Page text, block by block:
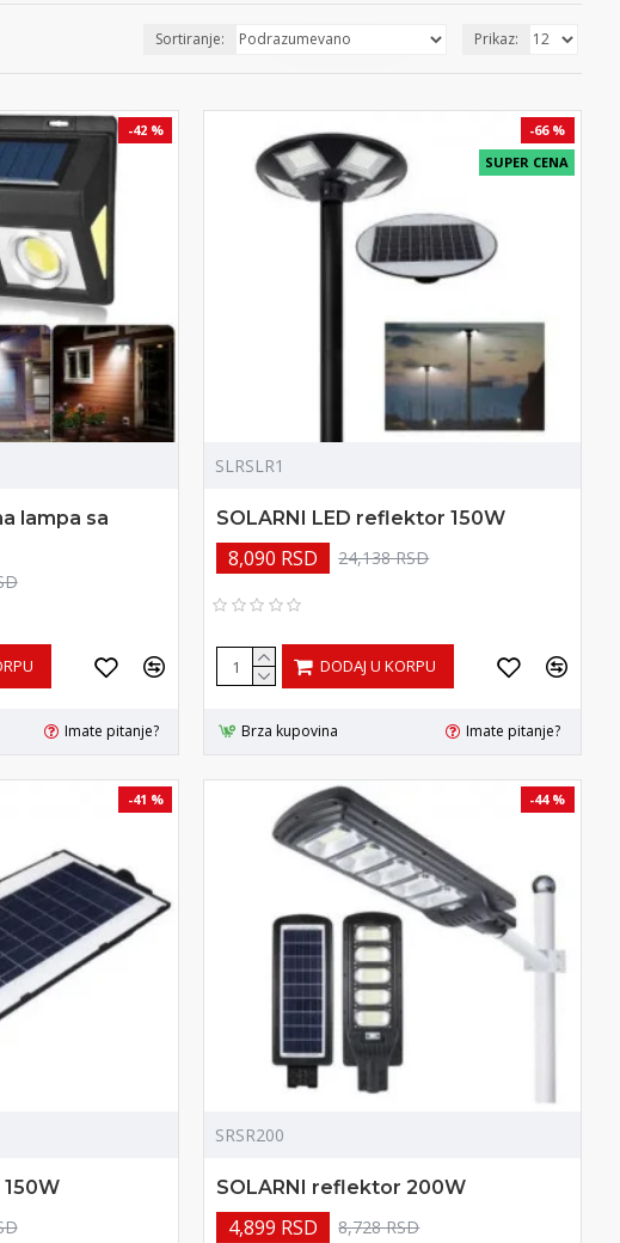
Sortiranje: Prikaz:
-42 %
lampa sa
Imate pitanje?
SUPER CENA
-66 %
SLRSLR1
SOLARNI LED reflektor 150W
8,090 RSD 24,138 RSD
DODAJ U KORPU
Brza kupovina Imate pitanje?
-41 % -44 %
SRSR200
SOLARNI reflektor 200W
4,899 RSD 8,728 RSD